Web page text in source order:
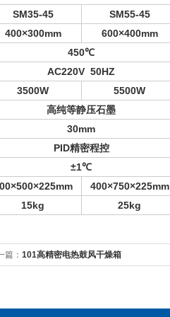
SM35-45
SM55-45
400×300mm 600×400mm
450℃
AC220V 50HZ
3500W
5500W
高纯等静压石墨
30mm
PID精密程控
±1℃
×500×225mm 400×750×225mm
15kg 25kg
篇： 101高精密电热鼓风干燥箱